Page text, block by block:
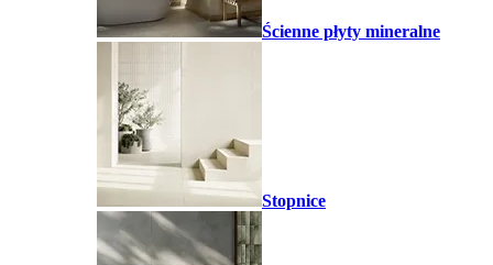
Ścienne płyty mineralne
Stopnice